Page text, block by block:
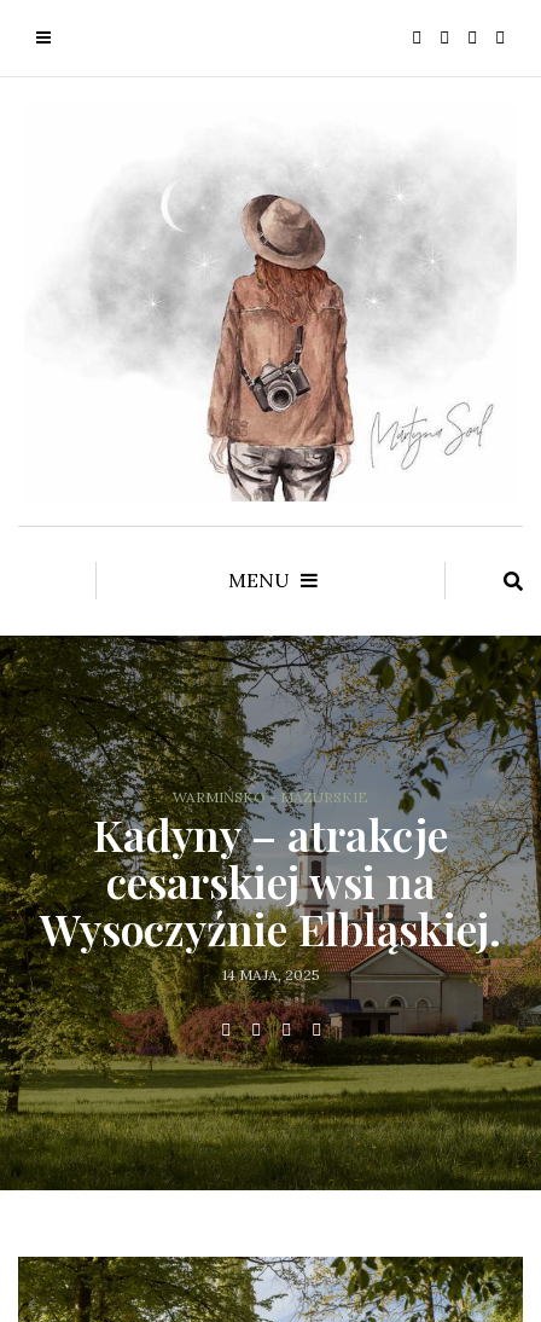
MENU
WARMIŃSKO - MAZURSKIE
Kadyny – atrakcje
cesarskiej wsi na
Wysoczyźnie Elbląskiej.
14 MAJA, 2025